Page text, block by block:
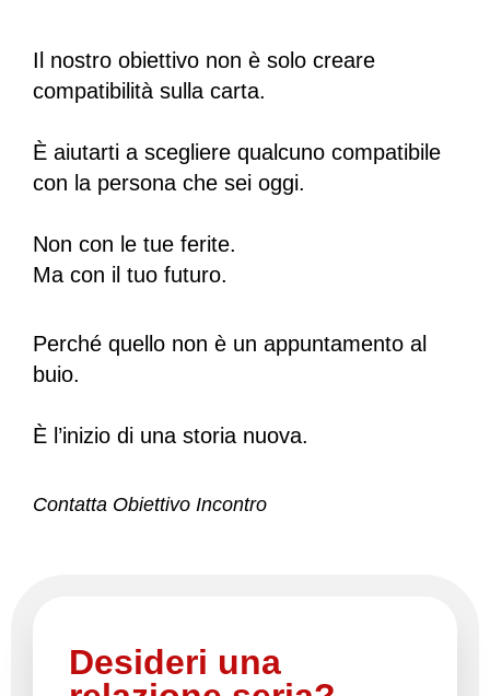
Il nostro obiettivo non è solo creare
compatibilità sulla carta.
È aiutarti a scegliere qualcuno compatibile
con la persona che sei oggi.
Non con le tue ferite.
Ma con il tuo futuro.
Perché quello non è un appuntamento al
buio.
È l’inizio di una storia nuova.
Contatta Obiettivo Incontro
Desideri una